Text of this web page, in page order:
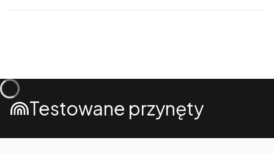
Testowane przynęty